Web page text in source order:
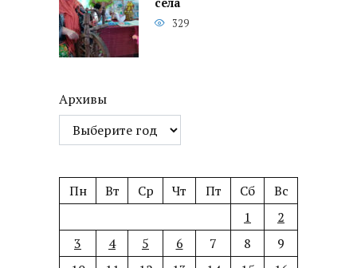
329
Архивы
Пн Вт Ср Чт Пт Сб
Вс
1
2
3
4 5 6 7 8
9